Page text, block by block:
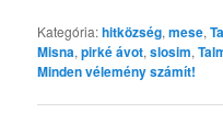
Kategória:hitközség,mese,
Misna,pirké ávot,slosim,
Minden vélemény számít!